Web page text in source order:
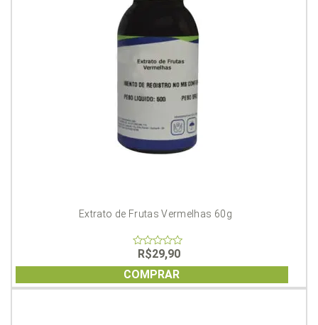
Extrato de Frutas Vermelhas 60g
of
5
R$29,90
COMPRAR